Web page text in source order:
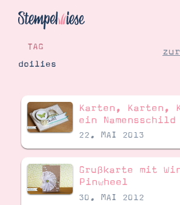
Hier Starten
Katalog
Bestellen
TAG
doilies
Karten, Karten,
ein Namensschild
22. MAI 2013
Grußkarte mit
Pinwheel
30. MAI 2012